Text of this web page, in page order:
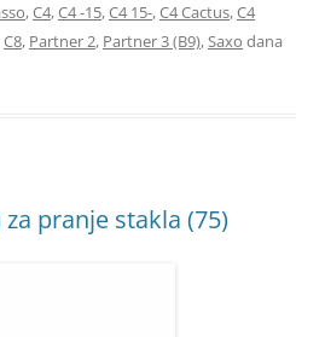
,C4,C4 -15,C4 15-,C4 Cactus,C4
C8, Partner 2, Partner 3 (B9),Saxo dana
pranje stakla (75)